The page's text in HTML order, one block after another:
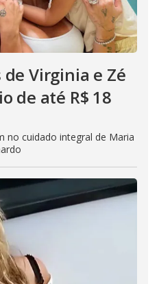
Virginia e Zé
de até R$ 18
no cuidado integral de Maria